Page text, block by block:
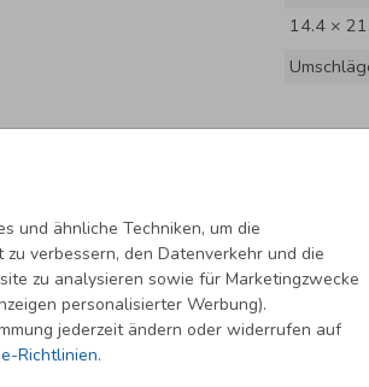
und ähnliche Techniken, um die
verbessern, den Datenverkehr und die
zu analysieren sowie für Marketingzwecke
personalisierter Werbung).
jederzeit ändern oder widerrufen auf
Richtlinien.
14.4 ×
abonnieren und 5,00 €
unserem Newsletter an und bleibe auf